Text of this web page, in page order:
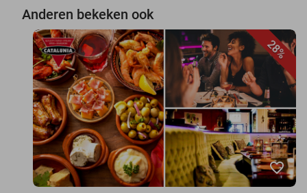
Anderen bekeken ook
28%
favorite_border